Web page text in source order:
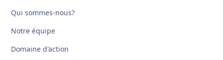
Qui sommes-nous?
Notre équipe
Domaine d'action